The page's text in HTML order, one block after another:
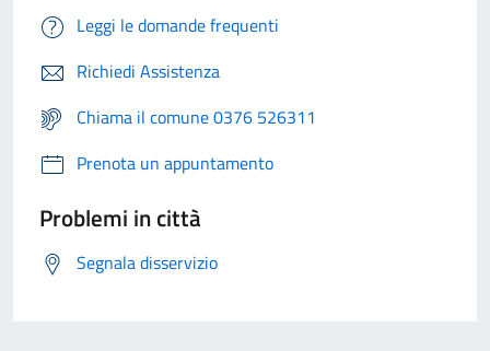
Leggi le domande frequenti
Richiedi Assistenza
Chiama il comune 0376 526311
Prenota un appuntamento
Problemi in città
Segnala disservizio